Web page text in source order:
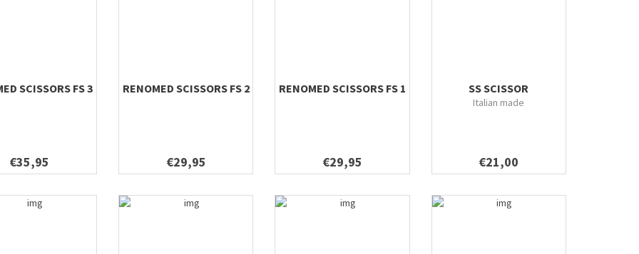
SCISSORS FS 3
€35,95
RENOMED SCISSORS FS 2
€29,95
RENOMED SCISSORS FS 1
€29,95
SS SCISSOR
Italian made
€21,00